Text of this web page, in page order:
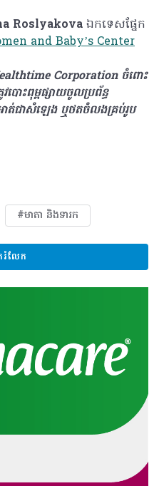
Roslyakova ឯកទេសផ្នែក
and Baby’s Center
Corporation ចំពោះ
បោះពុម្ពផ្សាយចូលប្រព័ន្ធ
ជាសំឡេង ឬថតចំលងគ្រប់រូប
#មាតា និងទារក
រំលែក